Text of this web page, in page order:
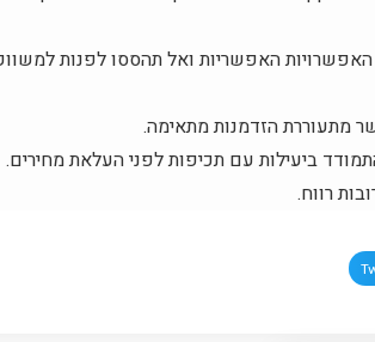
האפשריות ואל תהססו לפנות
מתעוררת הזדמנות מתאימה.
ביעילות עם תכיפות לפני העלאת מחירים.
רווח.